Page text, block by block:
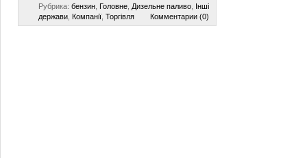
Рубрика: бензин Головне Дизельне паливо Інші
держави Компанії Торгівля Комментарии (0)